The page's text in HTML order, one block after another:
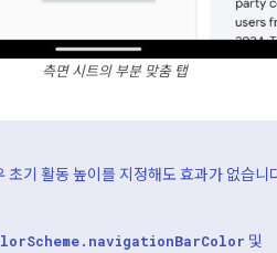
측면 시트의 부분 맞춤 탭
기 활동 높이를 지정해도 효과가 없습니
및